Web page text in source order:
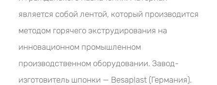
является собой лентой, который производится
методом горячего экструдирования на
инновационном промышленном
производственном оборудовании. Завод-
изготовитель шпонки — Besaplast (Германия).